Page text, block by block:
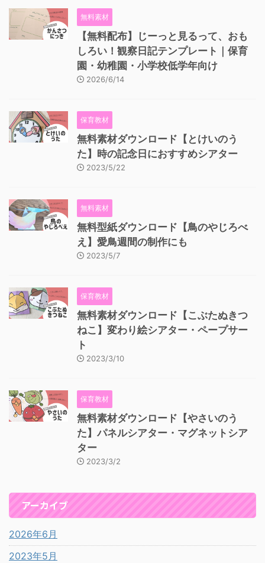
無料素材
【無料配布】じーっと見るって、おも
しろい！観察日記テンプレート｜保育
園・幼稚園・小学校低学年向け
2026/6/14
保育教材
無料素材ダウンロード【とけいのう
た】時の記念日におすすめシアター
2023/5/22
無料素材
無料型紙ダウンロード【鳥のやじろべ
え】愛鳥週間の制作にも
2023/5/7
保育教材
無料素材ダウンロード【こぶたぬきつ
ねこ】変わり絵シアター・ペープサー
ト
2023/3/10
保育教材
無料素材ダウンロード【やさいのう
た】パネルシアター・マグネットシア
ター
2023/3/2
アーカイブ
2026年6月
2023年5月